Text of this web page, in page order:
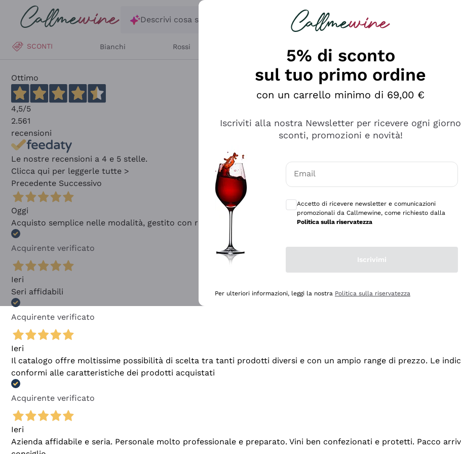
Salta al contenuto principale
Descrivi cosa stai cercando
SCONTI Bianchi Rossi
Ottimo
4,5/5
2.561
recensioni
Le nostre recensioni a 4 e 5 stelle.
Clicca qui per leggerle tutte >
Precedente Successivo
Oggi
Acquisto semplice nelle modalità, gestito con rapidità e professionalità
Acquirente verificato
Ieri
Seri affidabili
Acquirente verificato
Ieri
Il catalogo offre moltissime possibilità di scelta tra tanti prodotti diversi e con un ampio range di prezzo. Le
conformi alle caratteristiche dei prodotti acquistati
Acquirente verificato
Ieri
Azienda affidabile e seria. Personale molto professionale e preparato. Vini ben confezionati e protetti. Pacco
5% di sconto
sul tuo primo ordine
con un carrello minimo di 69,00 €
Iscriviti alla nostra Newsletter per ricevere ogni giorno
sconti, promozioni e novità!
Email
Accetto di ricevere newsletter e comunicazioni
promozionali da Callmewine, come richiesto dalla
Politica sulla riservatezza
Iscrivimi
Per ulteriori informazioni, leggi la nostra Politica sulla riservatezza